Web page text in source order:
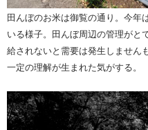
田んぼのお米は御覧の通り。今年
いる様子。田んぼ周辺の管理がと
給されないと需要は発生しません
一定の理解が生まれた気がする。